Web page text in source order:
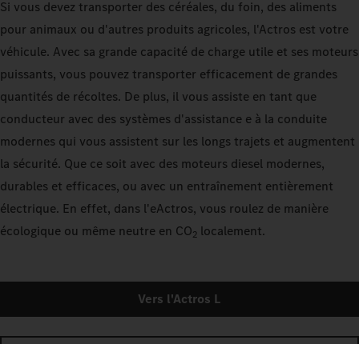
Si vous devez transporter des céréales, du foin, des aliments
pour animaux ou d'autres produits agricoles, l'Actros est votre
véhicule. Avec sa grande capacité de charge utile et ses moteurs
puissants, vous pouvez transporter efficacement de grandes
quantités de récoltes. De plus, il vous assiste en tant que
conducteur avec des systèmes d'assistance e à la conduite
modernes qui vous assistent sur les longs trajets et augmentent
la sécurité. Que ce soit avec des moteurs diesel modernes,
durables et efficaces, ou avec un entraînement entièrement
électrique. En effet, dans l'eActros, vous roulez de manière
écologique ou même neutre en CO2 localement.
Vers l'Actros L